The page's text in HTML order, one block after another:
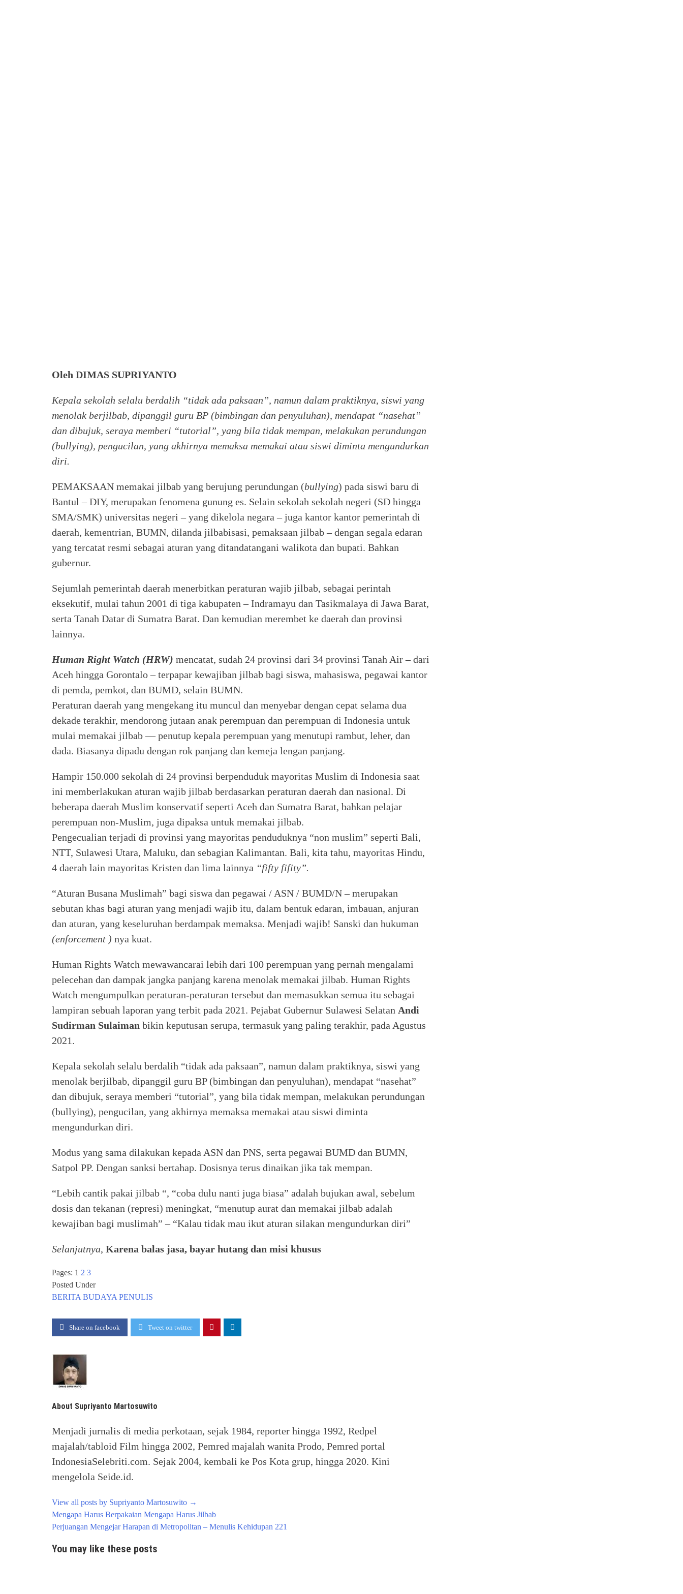
Oleh DIMAS SUPRIYANTO
Kepala sekolah selalu berdalih “tidak ada paksaan”, namun dalam praktiknya, siswi yang
menolak berjilbab, dipanggil guru BP (bimbingan dan penyuluhan), mendapat “nasehat”
dan dibujuk, seraya memberi “tutorial”, yang bila tidak mempan, melakukan perundungan
(bullying), pengucilan, yang akhirnya memaksa memakai atau siswi diminta mengundurkan
diri.
PEMAKSAAN memakai jilbab yang berujung perundungan (bullying) pada siswi baru di
Bantul – DIY, merupakan fenomena gunung es. Selain sekolah sekolah negeri (SD hingga
SMA/SMK) universitas negeri – yang dikelola negara – juga kantor kantor pemerintah di
daerah, kementrian, BUMN, dilanda jilbabisasi, pemaksaan jilbab – dengan segala edaran
yang tercatat resmi sebagai aturan yang ditandatangani walikota dan bupati. Bahkan
gubernur.
Sejumlah pemerintah daerah menerbitkan peraturan wajib jilbab, sebagai perintah
eksekutif, mulai tahun 2001 di tiga kabupaten – Indramayu dan Tasikmalaya di Jawa Barat,
serta Tanah Datar di Sumatra Barat. Dan kemudian merembet ke daerah dan provinsi
lainnya.
Human Right Watch (HRW) mencatat, sudah 24 provinsi dari 34 provinsi Tanah Air – dari
Aceh hingga Gorontalo – terpapar kewajiban jilbab bagi siswa, mahasiswa, pegawai kantor
di pemda, pemkot, dan BUMD, selain BUMN.
Peraturan daerah yang mengekang itu muncul dan menyebar dengan cepat selama dua
dekade terakhir, mendorong jutaan anak perempuan dan perempuan di Indonesia untuk
mulai memakai jilbab — penutup kepala perempuan yang menutupi rambut, leher, dan
dada. Biasanya dipadu dengan rok panjang dan kemeja lengan panjang.
Hampir 150.000 sekolah di 24 provinsi berpenduduk mayoritas Muslim di Indonesia saat
ini memberlakukan aturan wajib jilbab berdasarkan peraturan daerah dan nasional. Di
beberapa daerah Muslim konservatif seperti Aceh dan Sumatra Barat, bahkan pelajar
perempuan non-Muslim, juga dipaksa untuk memakai jilbab.
Pengecualian terjadi di provinsi yang mayoritas penduduknya “non muslim” seperti Bali,
NTT, Sulawesi Utara, Maluku, dan sebagian Kalimantan. Bali, kita tahu, mayoritas Hindu,
4 daerah lain mayoritas Kristen dan lima lainnya “fifty fifity”.
“Aturan Busana Muslimah” bagi siswa dan pegawai / ASN / BUMD/N – merupakan
sebutan khas bagi aturan yang menjadi wajib itu, dalam bentuk edaran, imbauan, anjuran
dan aturan, yang keseluruhan berdampak memaksa. Menjadi wajib! Sanski dan hukuman
(enforcement ) nya kuat.
Human Rights Watch mewawancarai lebih dari 100 perempuan yang pernah mengalami
pelecehan dan dampak jangka panjang karena menolak memakai jilbab. Human Rights
Watch mengumpulkan peraturan-peraturan tersebut dan memasukkan semua itu sebagai
lampiran sebuah laporan yang terbit pada 2021. Pejabat Gubernur Sulawesi Selatan Andi
Sudirman Sulaiman bikin keputusan serupa, termasuk yang paling terakhir, pada Agustus
2021.
Kepala sekolah selalu berdalih “tidak ada paksaan”, namun dalam praktiknya, siswi yang
menolak berjilbab, dipanggil guru BP (bimbingan dan penyuluhan), mendapat “nasehat”
dan dibujuk, seraya memberi “tutorial”, yang bila tidak mempan, melakukan perundungan
(bullying), pengucilan, yang akhirnya memaksa memakai atau siswi diminta
mengundurkan diri.
Modus yang sama dilakukan kepada ASN dan PNS, serta pegawai BUMD dan BUMN,
Satpol PP. Dengan sanksi bertahap. Dosisnya terus dinaikan jika tak mempan.
“Lebih cantik pakai jilbab “, “coba dulu nanti juga biasa” adalah bujukan awal, sebelum
dosis dan tekanan (represi) meningkat, “menutup aurat dan memakai jilbab adalah
kewajiban bagi muslimah” – “Kalau tidak mau ikut aturan silakan mengundurkan diri”
Selanjutnya, Karena balas jasa, bayar hutang dan misi khusus
Pages: 1 2 3
Posted Under
BERITA BUDAYA PENULIS
Share on facebook Tweet on twitter
About Supriyanto Martosuwito
Menjadi jurnalis di media perkotaan, sejak 1984, reporter hingga 1992, Redpel
majalah/tabloid Film hingga 2002, Pemred majalah wanita Prodo, Pemred portal
IndonesiaSelebriti.com. Sejak 2004, kembali ke Pos Kota grup, hingga 2020. Kini
mengelola Seide.id.
View all posts by Supriyanto Martosuwito →
Post
navigation
Mengapa Harus Berpakaian Mengapa Harus Jilbab
Perjuangan Mengejar Harapan di Metropolitan – Menulis Kehidupan 221
You may like these posts